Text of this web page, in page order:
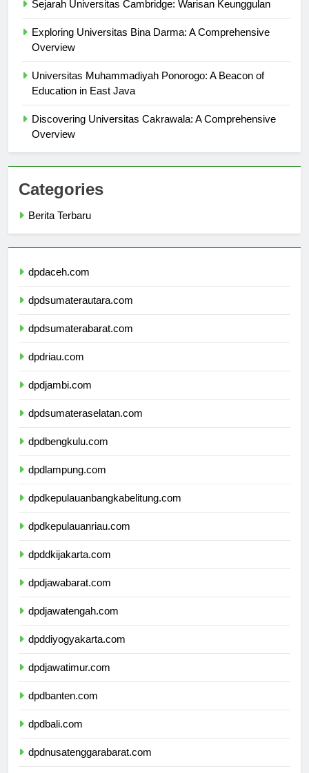
Exploring Universitas Bina Darma: A Comprehensive
Universitas Muhammadiyah Ponorogo: A Beacon of
Discovering Universitas Cakrawala: A Comprehensive
Categories